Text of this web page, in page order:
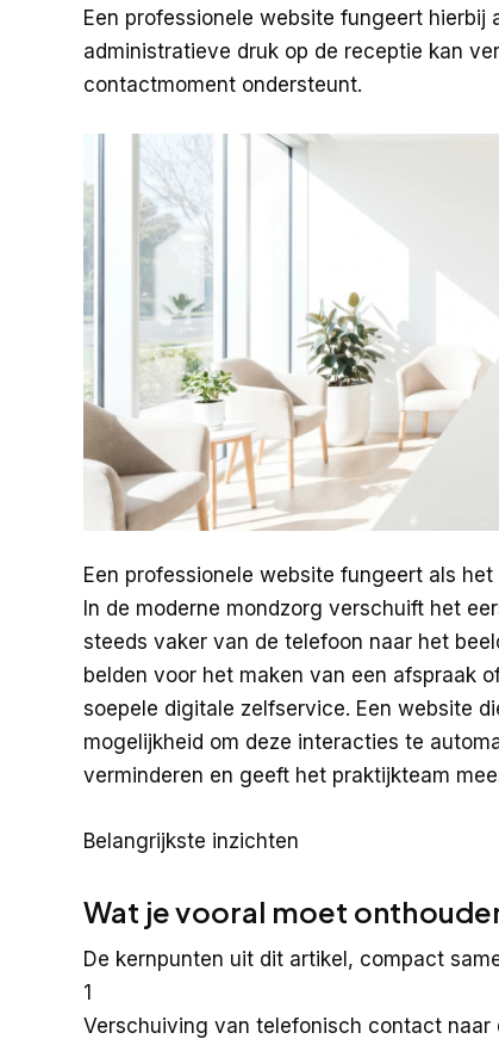
Een professionele website fungeert
administratieve druk op de receptie kan
contactmoment ondersteunt.
Een professionele website fungeert als
In de moderne mondzorg verschuift het
steeds vaker van de telefoon naar het
belden voor het maken van een afspraak
soepele digitale zelfservice. Een website
mogelijkheid om deze interacties te
verminderen en geeft het praktijkteam
Belangrijkste inzichten
Wat je vooral moet
De kernpunten uit dit artikel, compact
1
Verschuiving van telefonisch contact naar